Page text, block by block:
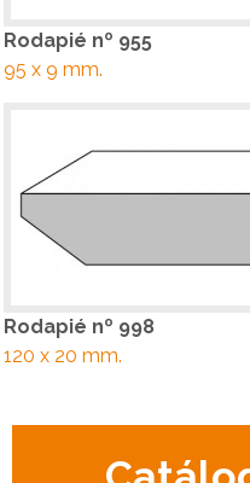
Rodapié nº 955
95 x 9 mm.
Rodapié nº 998
120 x 20 mm.